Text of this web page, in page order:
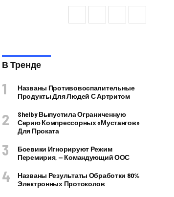
В Тренде
Названы Противовоспалительные
Продукты Для Людей С Артритом
Shelby Выпустила Ограниченную
Серию Компрессорных «Мустангов»
Для Проката
Боевики Игнорируют Режим
Перемирия, — Командующий ООС
Названы Результаты Обработки 80%
Электронных Протоколов